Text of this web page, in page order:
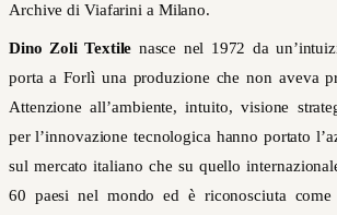
Archive di Viafarini a Milano.
Dino Zoli Textile nasce nel 1972 da
porta a Forlì una produzione che non aveva
Attenzione all’ambiente, intuito, visione
per l’innovazione tecnologica hanno portato
sul mercato italiano che su quello
60 paesi nel mondo ed è riconosciuta